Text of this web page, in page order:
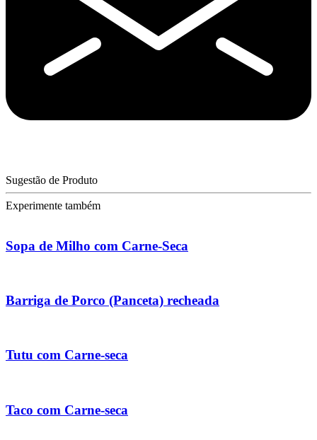
Sugestão de Produto
Experimente também
Sopa de Milho com Carne-Seca
Barriga de Porco (Panceta) recheada
Tutu com Carne-seca
Taco com Carne-seca